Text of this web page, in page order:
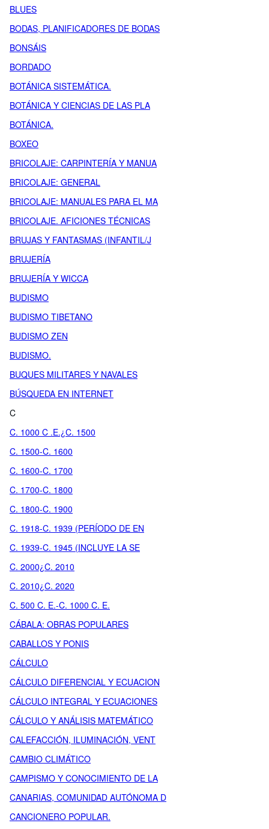
BLUES
BODAS, PLANIFICADORES DE BODAS
BONSÁIS
BORDADO
BOTÁNICA SISTEMÁTICA.
BOTÁNICA Y CIENCIAS DE LAS PLA
BOTÁNICA.
BOXEO
BRICOLAJE: CARPINTERÍA Y MANUA
BRICOLAJE: GENERAL
BRICOLAJE: MANUALES PARA EL MA
BRICOLAJE. AFICIONES TÉCNICAS
BRUJAS Y FANTASMAS (INFANTIL/J
BRUJERÍA
BRUJERÍA Y WICCA
BUDISMO
BUDISMO TIBETANO
BUDISMO ZEN
BUDISMO.
BUQUES MILITARES Y NAVALES
BÚSQUEDA EN INTERNET
C
C. 1000 C .E.¿C. 1500
C. 1500-C. 1600
C. 1600-C. 1700
C. 1700-C. 1800
C. 1800-C. 1900
C. 1918-C. 1939 (PERÍODO DE EN
C. 1939-C. 1945 (INCLUYE LA SE
C. 2000¿C. 2010
C. 2010¿C. 2020
C. 500 C. E.-C. 1000 C. E.
CÁBALA: OBRAS POPULARES
CABALLOS Y PONIS
CÁLCULO
CÁLCULO DIFERENCIAL Y ECUACION
CÁLCULO INTEGRAL Y ECUACIONES
CÁLCULO Y ANÁLISIS MATEMÁTICO
CALEFACCIÓN, ILUMINACIÓN, VENT
CAMBIO CLIMÁTICO
CAMPISMO Y CONOCIMIENTO DE LA
CANARIAS, COMUNIDAD AUTÓNOMA D
CANCIONERO POPULAR.